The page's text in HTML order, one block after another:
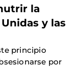
la
y las
principio
por